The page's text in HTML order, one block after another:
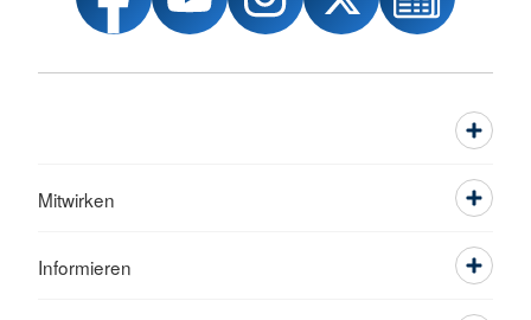
Mitwirken
Informieren